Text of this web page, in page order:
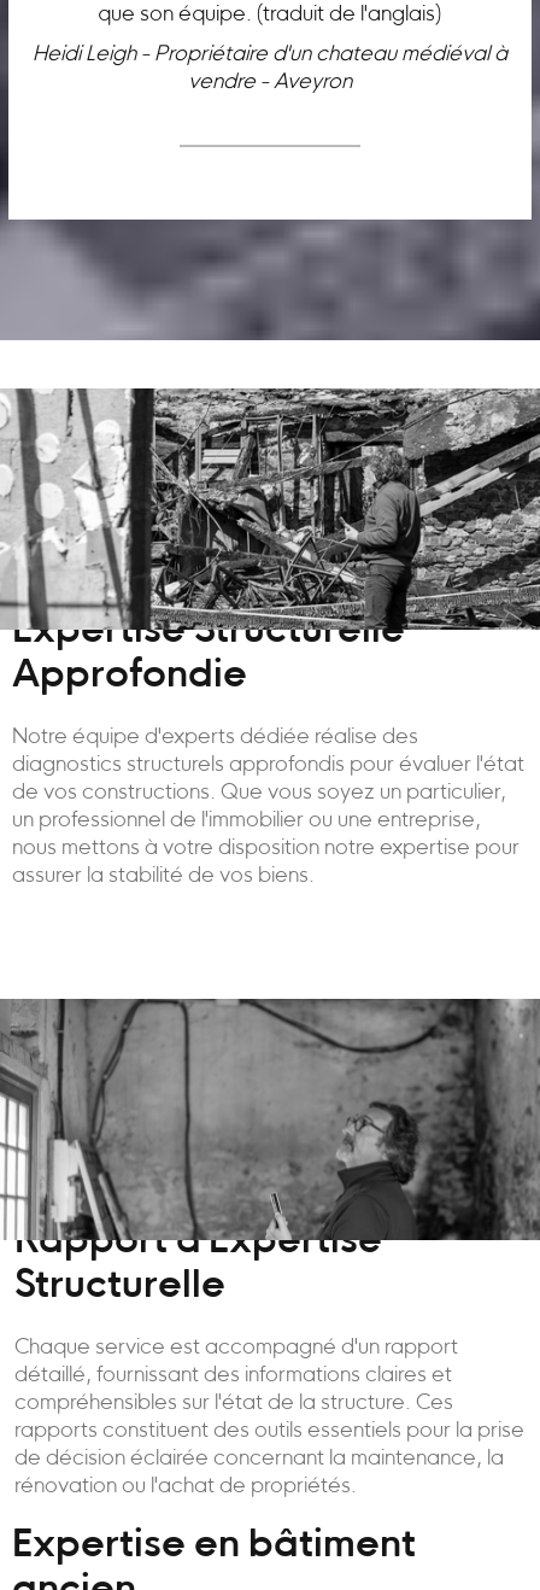
que son équipe. (traduit de l'anglais)
Heidi Leigh - Propriétaire d'un chateau médiéval à
vendre - Aveyron
Expertise Structurelle
Approfondie
Notre équipe d'experts dédiée réalise des
diagnostics structurels approfondis pour évaluer l'état
de vos constructions. Que vous soyez un particulier,
un professionnel de l'immobilier ou une entreprise,
nous mettons à votre disposition notre expertise pour
assurer la stabilité de vos biens.
Rapport d'Expertise
Structurelle
Chaque service est accompagné d'un rapport
détaillé, fournissant des informations claires et
compréhensibles sur l'état de la structure. Ces
rapports constituent des outils essentiels pour la prise
de décision éclairée concernant la maintenance, la
rénovation ou l'achat de propriétés.
Expertise en bâtiment